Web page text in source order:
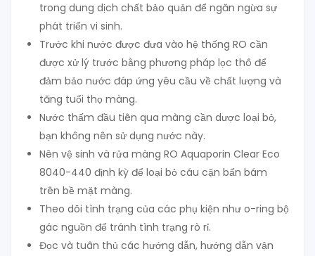
trong dung dịch chất bảo quản để ngăn ngừa sự
phát triển vi sinh.
Trước khi nước được đưa vào hệ thống RO cần
được xử lý trước bằng phương pháp lọc thô để
đảm bảo nước đáp ứng yêu cầu về chất lượng và
tăng tuổi thọ màng.
Nước thấm đầu tiên qua màng cần dược loại bỏ,
bạn không nên sử dụng nước này.
Nên vệ sinh và rửa màng RO Aquaporin Clear Eco
8040-440 định kỳ để loại bỏ cáu cặn bẩn bám
trên bề mặt màng.
Theo dõi tình trạng của các phụ kiện như o-ring bộ
gác nguồn để tránh tình trạng rò rỉ.
Đọc và tuân thủ các hướng dẫn, hướng dẫn vận